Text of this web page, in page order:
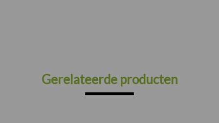
Gerelateerde producten